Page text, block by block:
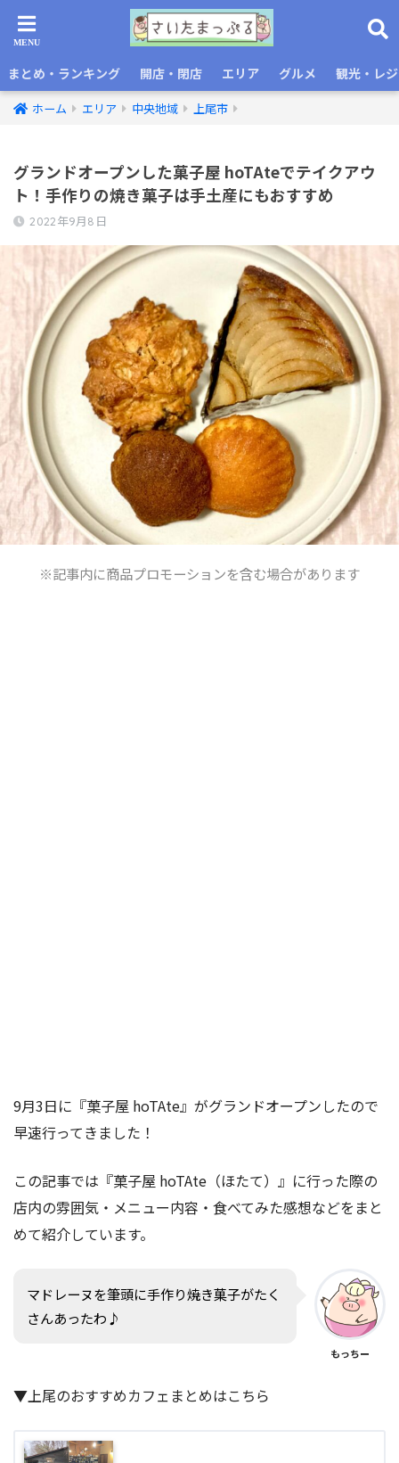
まとめ・ランキング 開店・閉店 エリア グルメ 観光・レ
ホーム エリア 中央地域 上尾市
グランドオープンした菓子屋 hoTAteでテイクアウ
ト！手作りの焼き菓子は手土産にもおすすめ
2022年9月8日
※記事内に商品プロモーションを含む場合があります
9月3日に『菓子屋 hoTAte』がグランドオープンしたので
早速行ってきました！
この記事では『菓子屋 hoTAte（ほたて）』に行った際の
店内の雰囲気・メニュー内容・食べてみた感想などをまと
めて紹介しています。
マドレーヌを筆頭に手作り焼き菓子がたく
さんあったわ♪
もっちー
▼上尾のおすすめカフェまとめはこちら